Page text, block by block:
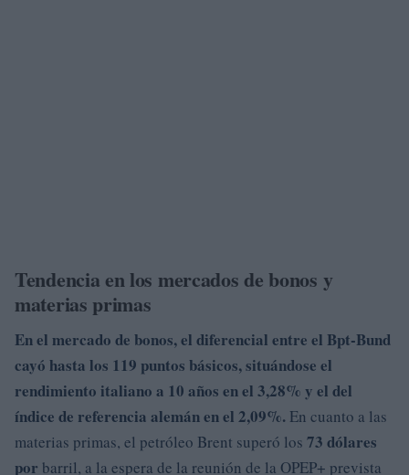
Tendencia en los mercados de bonos y
materias primas
En el mercado de bonos, el diferencial entre el Bpt-Bund
cayó hasta los 119 puntos básicos, situándose el
rendimiento italiano a 10 años en el 3,28% y el del
índice de referencia alemán en el 2,09%. En cuanto a las
materias primas, el petróleo Brent superó los 73 dólares
por barril, a la espera de la reunión de la OPEP+ prevista